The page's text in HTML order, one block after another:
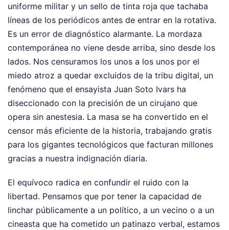
uniforme militar y un sello de tinta roja que tachaba
líneas de los periódicos antes de entrar en la rotativa.
Es un error de diagnóstico alarmante. La mordaza
contemporánea no viene desde arriba, sino desde los
lados. Nos censuramos los unos a los unos por el
miedo atroz a quedar excluidos de la tribu digital, un
fenómeno que el ensayista Juan Soto Ivars ha
diseccionado con la precisión de un cirujano que
opera sin anestesia. La masa se ha convertido en el
censor más eficiente de la historia, trabajando gratis
para los gigantes tecnológicos que facturan millones
gracias a nuestra indignación diaria.
El equívoco radica en confundir el ruido con la
libertad. Pensamos que por tener la capacidad de
linchar públicamente a un político, a un vecino o a un
cineasta que ha cometido un patinazo verbal, estamos